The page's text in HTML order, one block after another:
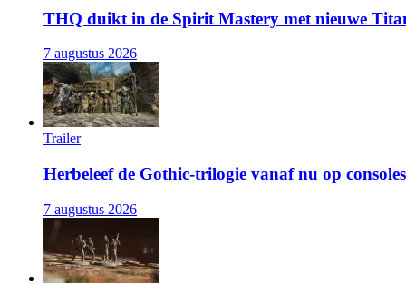
THQ duikt in de Spirit Mastery met nieuwe
7 augustus 2026
Trailer
Herbeleef de Gothic-trilogie vanaf nu op consoles
7 augustus 2026